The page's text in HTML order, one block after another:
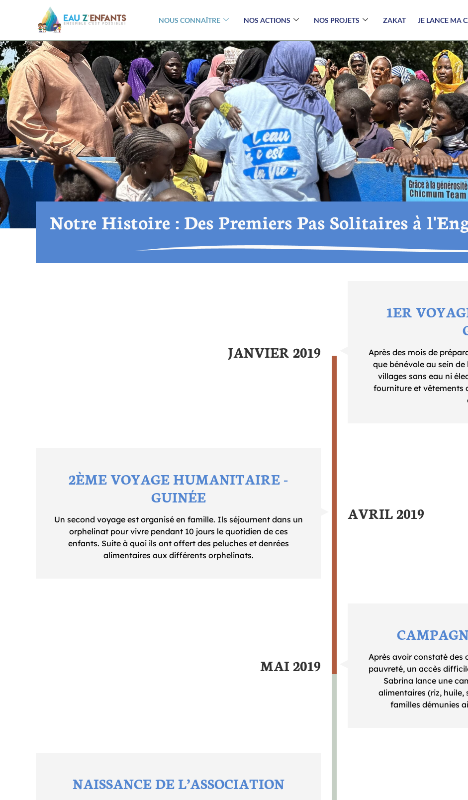
NOUS CONNAÎTRE NOS ACTIONS NOS PROJETS ZAKAT JE LANCE MA
Notre Histoire : Des Premiers Pas Solitaires à
JANVIER 2019
1ER
Après des mois de
que bénévole au sein de
villages sans eau ni
fourniture et vêtements
AVRIL 2019
2ÈME VOYAGE HUMANITAIRE -
GUINÉE
Un second voyage est organisé en famille. Ils séjournent dans un
orphelinat pour vivre pendant 10 jours le quotidien de ces
enfants. Suite à quoi ils ont offert des peluches et denrées
alimentaires aux différents orphelinats.
MAI 2019
Après avoir constaté des
pauvreté, un accès
Sabrina lance une
alimentaires (riz, huile,
familles démunies
NAISSANCE DE L’ASSOCIATION